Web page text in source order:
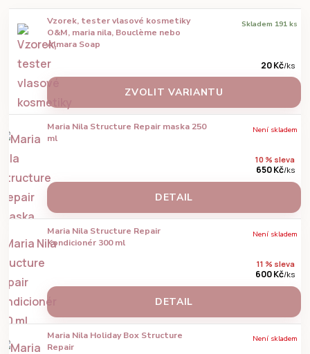
Vzorek, tester vlasové kosmetiky
O&M, maria nila, Bouclème nebo
Almara Soap
20 Kč/ks
Skladem 191 ks
ZVOLIT VARIANTU
Maria Nila Structure Repair maska 250
ml
10 % sleva
650 Kč/ks
Není skladem
DETAIL
Maria Nila Structure Repair
Kondicionér 300 ml
11 % sleva
600 Kč/ks
Není skladem
DETAIL
Maria Nila Holiday Box Structure
Repair
Není skladem